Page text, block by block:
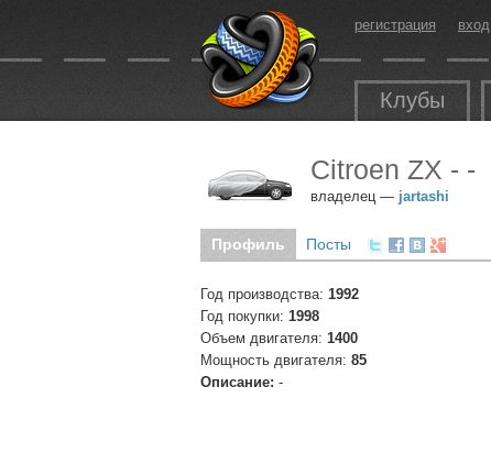
регистрация вход
Клубы
Citroen ZX - -
владелец — jartashi
Профиль Посты
Год производства: 1992
Год покупки: 1998
Объем двигателя: 1400
Мощность двигателя: 85
Описание: -